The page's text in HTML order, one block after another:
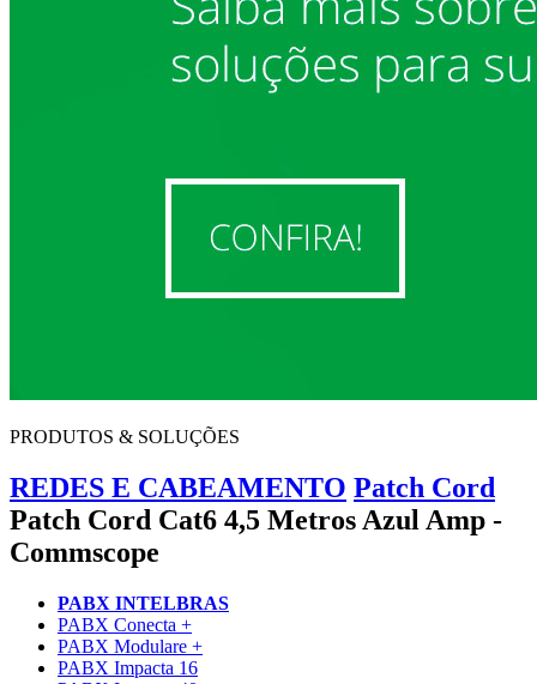
PRODUTOS & SOLUÇÕES
REDES E CABEAMENTO Patch Cord
Patch Cord Cat6 4,5 Metros Azul Amp -
Commscope
PABX INTELBRAS
PABX Conecta +
PABX Modulare +
PABX Impacta 16